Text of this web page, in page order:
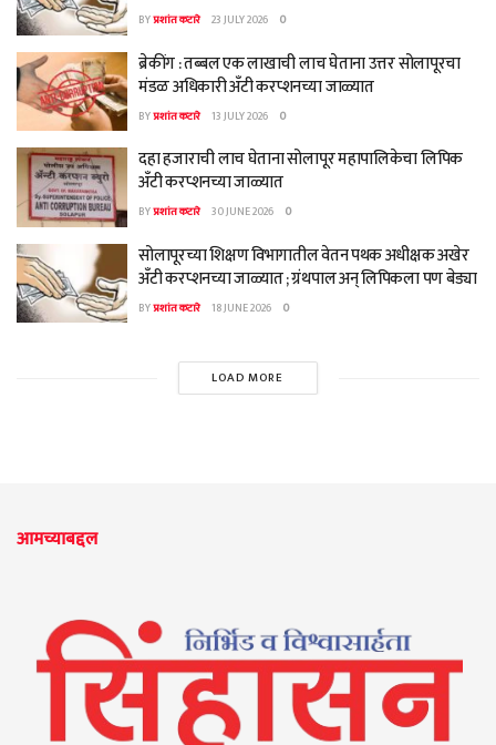
BYप्रशांत कटारे 23 JULY 2026 0
ब्रेकींग : तब्बल एक लाखाची लाच घेताना उत्तर सोलापूरचा
मंडळ अधिकारी अँटी करप्शनच्या जाळ्यात
BYप्रशांत कटारे 13 JULY 2026 0
दहा हजाराची लाच घेताना सोलापूर महापालिकेचा लिपिक
अँटी करप्शनच्या जाळ्यात
BYप्रशांत कटारे 30 JUNE 2026 0
सोलापूरच्या शिक्षण विभागातील वेतन पथक अधीक्षक अखेर
अँटी करप्शनच्या जाळ्यात ; ग्रंथपाल अन् लिपिकला पण बेड्या
BYप्रशांत कटारे 18 JUNE 2026 0
LOAD MORE
आमच्याबद्दल